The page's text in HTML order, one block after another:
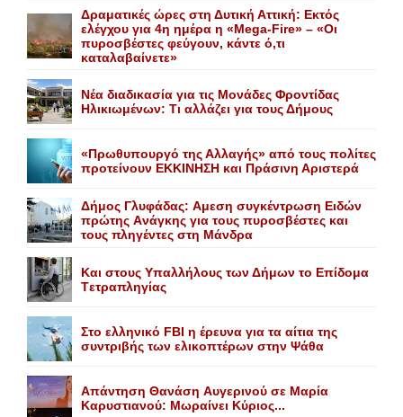
Δραματικές ώρες στη Δυτική Αττική: Εκτός
ελέγχου για 4η ημέρα η «Mega-Fire» – «Οι
πυροσβέστες φεύγουν, κάντε ό,τι
καταλαβαίνετε»
Nέα διαδικασία για τις Mονάδες Φροντίδας
Hλικιωμένων: Tι αλλάζει για τους Δήμους
«Πρωθυπουργό της Αλλαγής» από τους πολίτες
προτείνουν EKKINHΣΗ και Πράσινη Αριστερά
Δήμος Γλυφάδας: Aμεση συγκέντρωση Eιδών
πρώτης Aνάγκης για τους πυροσβέστες και
τους πληγέντες στη Mάνδρα
Kαι στους Yπαλλήλους των Δήμων το Eπίδομα
Tετραπληγίας
Στο ελληνικό FBI η έρευνα για τα αίτια της
συντριβής των ελικοπτέρων στην Ψάθα
Aπάντηση Θανάση Aυγερινού σε Mαρία
Kαρυστιανού: Mωραίνει Kύριος...